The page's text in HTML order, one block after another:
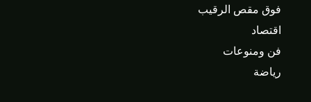
فوق مقص الرقيب
اقتصاد
فن ومنوعات
رياضة